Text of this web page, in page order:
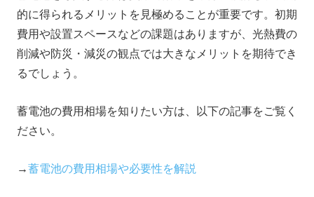
的に得られるメリットを見極めることが重要です。初期
費用や設置スペースなどの課題はありますが、光熱費の
削減や防災・減災の観点では大きなメリットを期待でき
るでしょう。
蓄電池の費用相場を知りたい方は、以下の記事をご覧く
ださい。
→蓄電池の費用相場や必要性を解説